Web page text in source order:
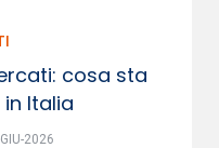
cosa sta
Italia
2026